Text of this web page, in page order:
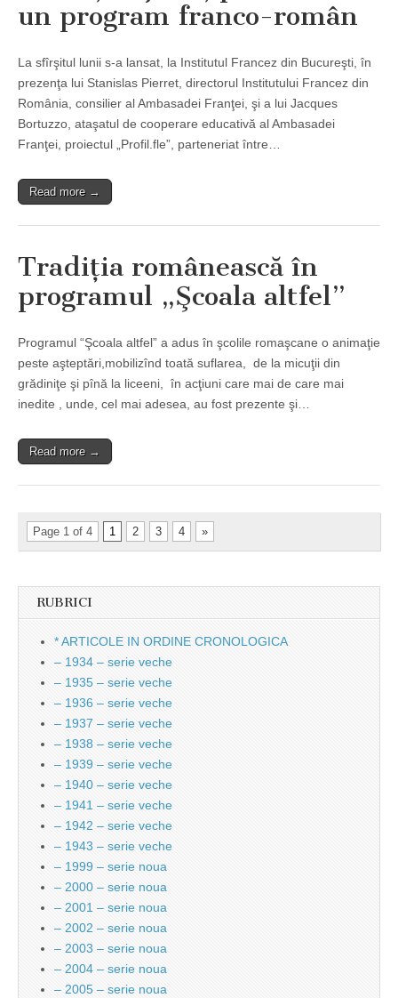
un program franco-român
La sfîrşitul lunii s-a lansat, la Institutul Francez din Bucureşti, în
prezenţa lui Stanislas Pierret, directorul Institutului Francez din
România, consilier al Ambasadei Franţei, şi a lui Jacques
Bortuzzo, ataşatul de cooperare educativă al Ambasadei
Franţei, proiectul „Profil.fle”, parteneriat între…
Read more →
Tradiţia românească în
programul „Şcoala altfel”
Programul “Şcoala altfel” a adus în şcolile romaşcane o animaţie
peste aşteptări,mobilizînd toată suflarea, de la micuţii din
grădiniţe şi pînă la liceeni, în acţiuni care mai de care mai
inedite , unde, cel mai adesea, au fost prezente şi…
Read more →
Page 1 of 4 1 2 3 4 »
RUBRICI
* ARTICOLE IN ORDINE CRONOLOGICA
– 1934 – serie veche
– 1935 – serie veche
– 1936 – serie veche
– 1937 – serie veche
– 1938 – serie veche
– 1939 – serie veche
– 1940 – serie veche
– 1941 – serie veche
– 1942 – serie veche
– 1943 – serie veche
– 1999 – serie noua
– 2000 – serie noua
– 2001 – serie noua
– 2002 – serie noua
– 2003 – serie noua
– 2004 – serie noua
– 2005 – serie noua